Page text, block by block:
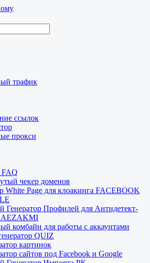
трафик
ссылок
прокси
чекер доменов
White Page для клоакинга FACEBOOK
Генератор Профилей для Антидетект-
AEZAKMI
комбайн для работы с аккаунтами
QUIZ
картинок
сайтов под Facebook и Google